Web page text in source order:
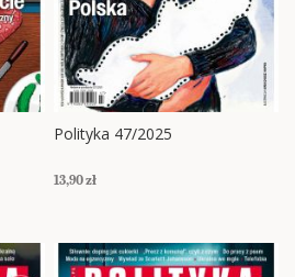
Polityka 47/2025
13,90 zł